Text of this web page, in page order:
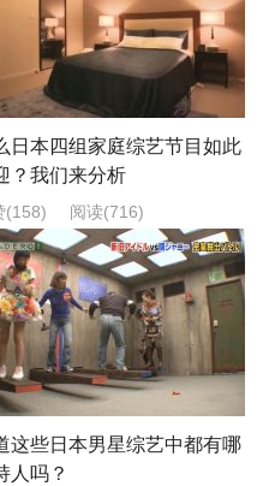
日本四组家庭综艺节目如此
？我们来分析
(158) 阅读(716)
这些日本男星综艺中都有哪
人吗？